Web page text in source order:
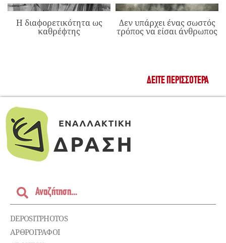
Η διαφορετικότητα ως
καθρέφτης
Δεν υπάρχει ένας σωστός
τρόπος να είσαι άνθρωπος
ΔΕΊΤΕ ΠΕΡΙΣΣΌΤΕΡΑ
DEPOSITPHOTOS
ΑΡΘΡΟΓΡΑΦΟΙ